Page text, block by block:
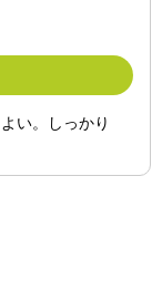
い。しっかり